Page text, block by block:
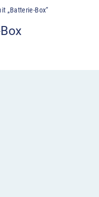
„Batterie-Box“